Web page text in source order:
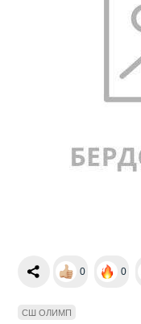
0 0
СШ ОЛИМП